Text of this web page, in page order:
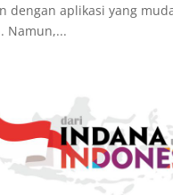
dengan aplikasi yang
Namun,...